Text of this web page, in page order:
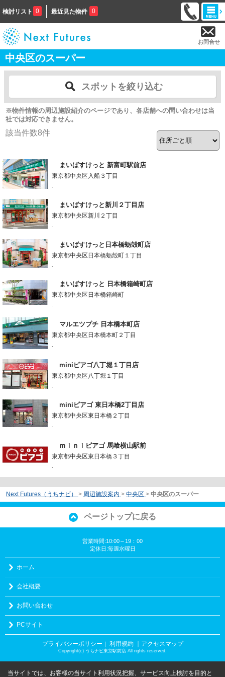
検討リスト 0 最近見た物件 0
お問合せ
中央区のスーパー
スポットを絞り込む
※物件情報の周辺施設紹介のページであり、各店舗への問い合わせは当
社では対応できません。
該当件数8件
まいばすけっと 新富町駅前店
東京都中央区入船３丁目
-
まいばすけっと新川２丁目店
東京都中央区新川２丁目
-
まいばすけっと日本橋蛎殻町店
東京都中央区日本橋蛎殻町１丁目
-
まいばすけっと 日本橋箱崎町店
東京都中央区日本橋箱崎町
-
マルエツプチ 日本橋本町店
東京都中央区日本橋本町２丁目
-
miniピアゴ八丁堀１丁目店
東京都中央区八丁堀１丁目
-
miniピアゴ 東日本橋2丁目店
東京都中央区東日本橋２丁目
-
ｍｉｎｉピアゴ 馬喰横山駅前
東京都中央区東日本橋３丁目
-
Next Futures（うちナビ） > 周辺施設案内 > 中央区 > 中央区のスーパー
ページトップに戻る
営業時間:10:00～19：00
定休日:毎週水曜日
ホーム
会社概要
お問い合わせ
PCサイト
プライバシーポリシー ｜ 利用規約 ｜アクセスマップ
Copyright(c) うちナビ東京駅前店 All rights reserved.
当サイトでは、お客様の当サイト利用状況把握、サービス向上検討を目的と